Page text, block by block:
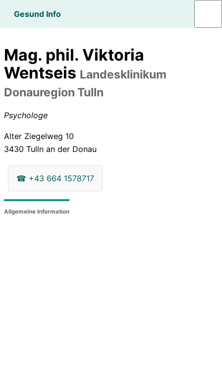
Gesund Info
Mag. phil. Viktoria
Wentseis Landesklinikum
Donauregion Tulln
Psychologe
Alter Ziegelweg 10
3430 Tulln an der Donau
☎ +43 664 1578717
Allgemeine Information